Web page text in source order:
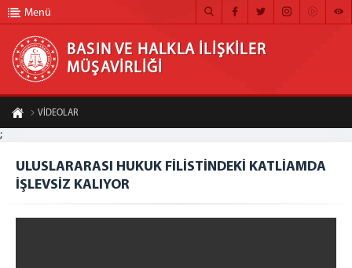
BASIN VE HALKLA İLİŞKİLER MÜŞAVİRLİĞİ
ANA SAYFA
MÜŞAVİRLİĞİMİZ
HABER ARŞİVİ
FOTOĞRAF ARŞİVİ
Menü
BASIN VE HALKLA İLİŞKİLER
MÜŞAVİRLİĞİ
VİDEOLAR
Paylaş A-
;
ULUSLARARASI HUKUK FİLİSTİNDEKİ KATLİAMDA
İŞLEVSİZ KALIYOR